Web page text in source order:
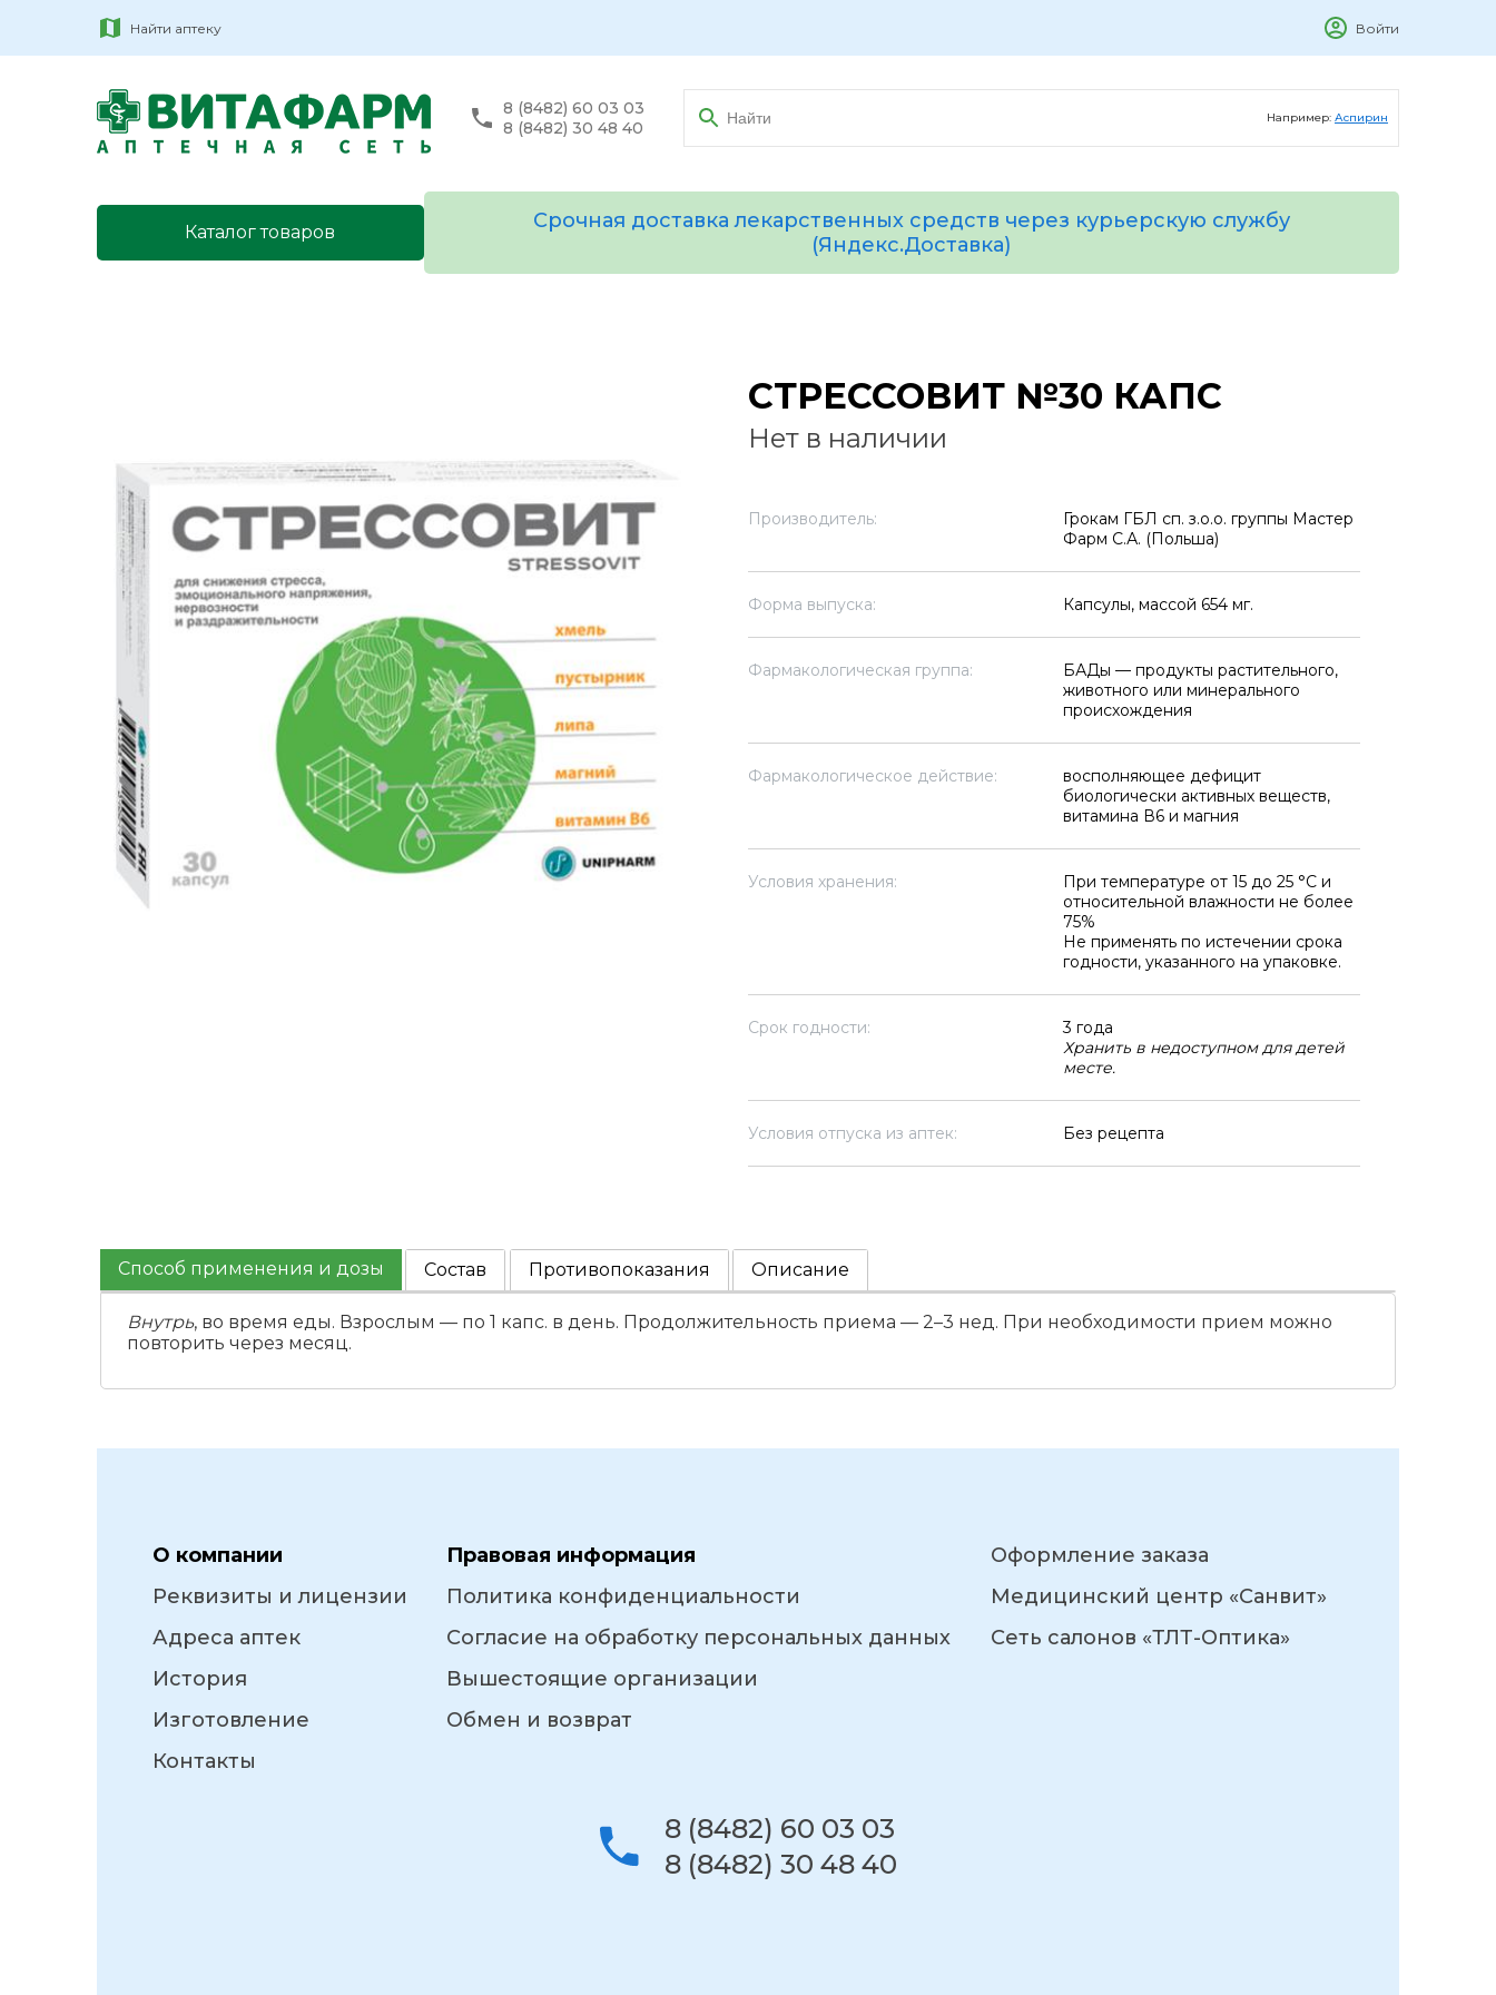
Найти аптеку Войти
8 (8482) 60 03 03
8 (8482) 30 48 40
Например: Аспирин
Каталог товаров
Срочная доставка лекарственных средств через курьерскую службу
(Яндекс.Доставка)
СТРЕССОВИТ №30 КАПС
Нет в наличии
Производитель:
Грокам ГБЛ сп. з.о.о. группы Мастер
Фарм С.А. (Польша)
Форма выпуска: Капсулы, массой 654 мг.
Фармакологическая группа:
БАДы — продукты растительного,
животного или минерального
происхождения
Фармакологическое действие:
восполняющее дефицит
биологически активных веществ,
витамина В6 и магния
Условия хранения:
При температуре от 15 до 25 °C и
относительной влажности не более
75%
Не применять по истечении срока
годности, указанного на упаковке.
Срок годности:
3 года
Хранить в недоступном для детей
месте.
Условия отпуска из аптек: Без рецепта
Способ применения и дозы Состав Противопоказания Описание
Внутрь, во время еды. Взрослым — по 1 капс. в день. Продолжительность приема — 2–3 нед. При необходимости прием можно
повторить через месяц.
О компании
Реквизиты и лицензии
Адреса аптек
История
Изготовление
Контакты
Правовая информация
Политика конфиденциальности
Согласие на обработку персональных данных
Вышестоящие организации
Обмен и возврат
Оформление заказа
Медицинский центр «Санвит»
Сеть салонов «ТЛТ-Оптика»
8 (8482) 60 03 03
8 (8482) 30 48 40